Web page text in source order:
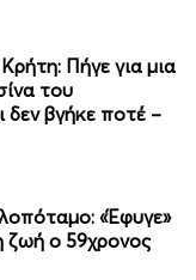
Πήγε για μια
του
δεν βγήκε ποτέ –
«Έφυγε»
ο 59χρονος